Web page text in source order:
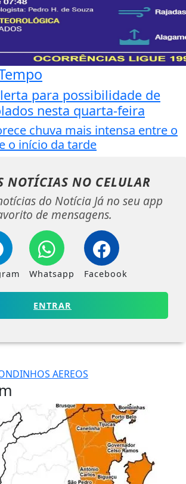
para possibilidade de
nesta quarta-feira
chuva mais intensa entre o
o início da tarde
NOTÍCIAS NO CELULAR
do Notícia Já no seu app
de mensagens.
Whatsapp Facebook
ENTRAR